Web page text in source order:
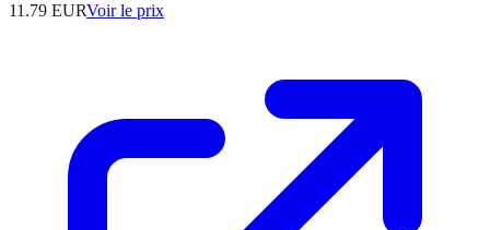
11.79 EURVoir le prix